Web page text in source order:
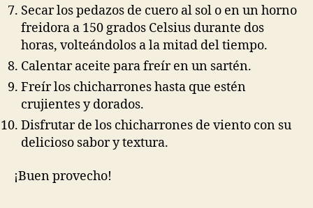
Secar los pedazos de cuero al sol o en un horno
freidora a 150 grados Celsius durante dos
horas, volteándolos a la mitad del tiempo.
Calentar aceite para freír en un sartén.
Freír los chicharrones hasta que estén
crujientes y dorados.
Disfrutar de los chicharrones de viento con su
delicioso sabor y textura.
¡Buen provecho!